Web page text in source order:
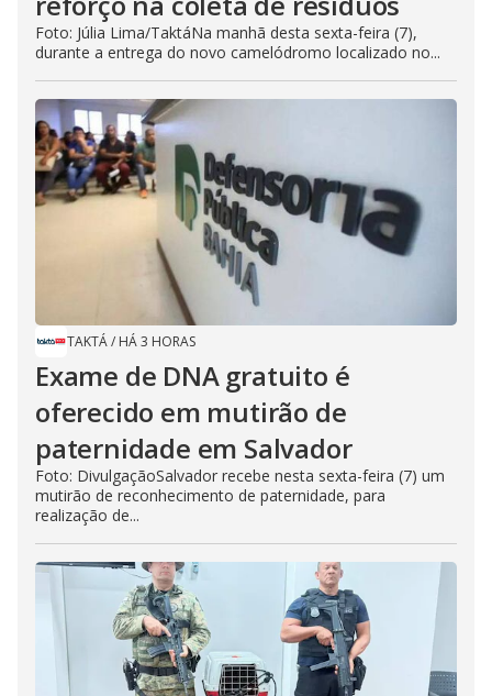
Foto: Júlia Lima/TaktáNa manhã desta sexta-feira (7),
durante a entrega do novo camelódromo localizado no...
TAKTÁ/ HÁ 3 HORAS
Exame de DNA gratuito é
oferecido em mutirão de
paternidade em Salvador
Foto: DivulgaçãoSalvador recebe nesta sexta-feira (7) um
mutirão de reconhecimento de paternidade, para
realização de...